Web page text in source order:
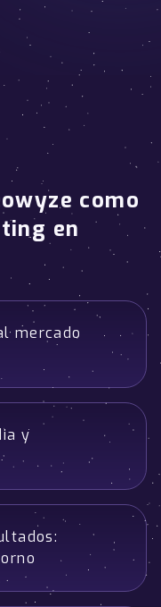
como
en
mercado
y